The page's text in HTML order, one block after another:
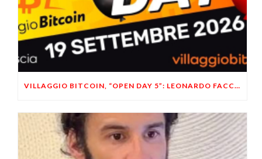
VILLAGGIO BITCOIN, “OPEN DAY 5”: LEONARDO FACCO OSPITE A BRESCIA